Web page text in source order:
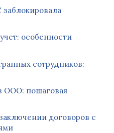
особенности
сотрудников:
ООО: пошаговая
договоров с